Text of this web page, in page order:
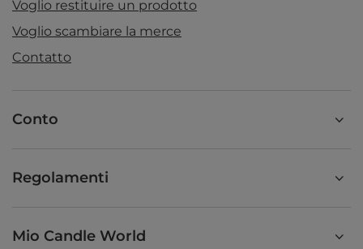
Voglio restituire un prodotto
Voglio scambiare la merce
Contatto
Conto
Regolamenti
Mio Candle World